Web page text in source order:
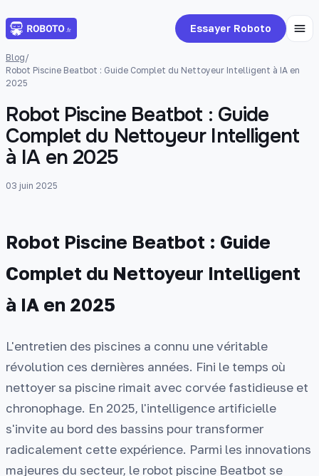
Essayer Roboto
Blog/
Robot Piscine Beatbot : Guide Complet du Nettoyeur Intelligent à IA en
2025
Robot Piscine Beatbot : Guide
Complet du Nettoyeur Intelligent
à IA en 2025
03 juin 2025
Robot Piscine Beatbot : Guide
Complet du Nettoyeur Intelligent
à IA en 2025
L'entretien des piscines a connu une véritable
révolution ces dernières années. Fini le temps où
nettoyer sa piscine rimait avec corvée fastidieuse et
chronophage. En 2025, l'intelligence artificielle
s'invite au bord des bassins pour transformer
radicalement cette expérience. Parmi les innovations
majeures du secteur, le robot piscine Beatbot se